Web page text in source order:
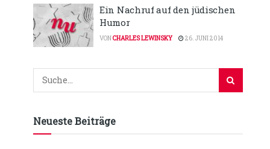
Ein Nachruf auf den jüdischen
Humor
VONCHARLES LEWINSKY 26. JUNI 2014
Neueste Beiträge